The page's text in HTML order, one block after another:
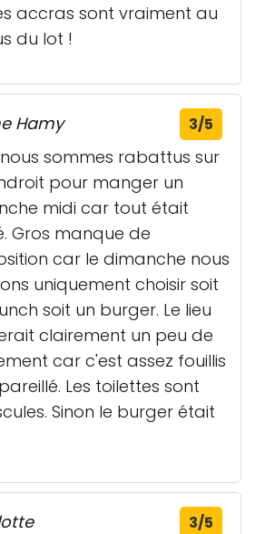
accras sont vraiment au
du lot !
Hamy 3/5
sommes rabattus sur
pour manger un
midi car tout était
Gros manque de
car le dimanche nous
uniquement choisir soit
soit un burger. Le lieu
clairement un peu de
car c'est assez fouillis
Les toilettes sont
Sinon le burger était
3/5